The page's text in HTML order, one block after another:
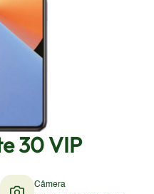
30 VIP
Câmera